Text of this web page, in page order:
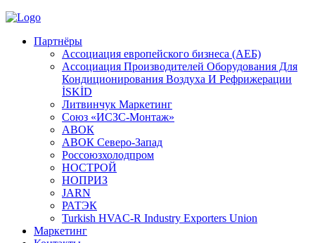
Партнёры
Ассоциация европейского бизнеса (АЕБ)
Aссоциация Производителей Оборудования Для
Кондиционирования Воздуха И Рефрижерации
İSKİD
Литвинчук Маркетинг
Союз «ИСЗС-Монтаж»
АВОК
АВОК Северо-Запад
Россоюзхолодпром
НОСТРОЙ
НОПРИЗ
JARN
РАТЭК
Turkish HVAC-R Industry Exporters Union
Маркетинг